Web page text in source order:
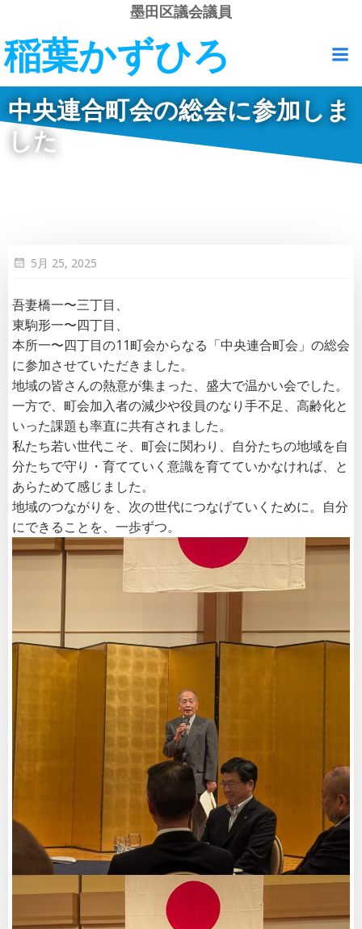
コ
テ
ン
ツ
へ
ス
キ
墨田区議会議員
稲葉かずひろ
中央連合町会の総会に参加しま
した
5月 25, 2025
吾妻橋一〜三丁目、
東駒形一〜四丁目、
本所一〜四丁目の11町会からなる「中央連合町会」の総会
に参加させていただきました。
地域の皆さんの熱意が集まった、盛大で温かい会でした。
一方で、町会加入者の減少や役員のなり手不足、高齢化と
いった課題も率直に共有されました。
私たち若い世代こそ、町会に関わり、自分たちの地域を自
分たちで守り・育てていく意識を育てていかなければ、と
あらためて感じました。
地域のつながりを、次の世代につなげていくために。自分
にできることを、一歩ずつ。